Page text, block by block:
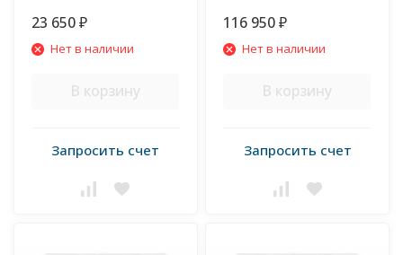
23 650 ₽
Нет в наличии
В корзину
Запросить счет
116 950 ₽
Нет в наличии
В корзину
Запросить счет